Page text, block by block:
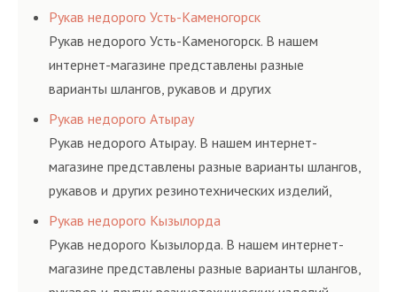
соответствующих ГОСТам, техническим условиям
и нормативам.
Рукав недорого Усть-Каменогорск
Рукав недорого Усть-Каменогорск. В нашем
интернет-магазине представлены разные
варианты шлангов, рукавов и других
резинотехнических изделий, соответствующих
ГОСТам, техническим условиям и нормативам.
Рукав недорого Атырау
Рукав недорого Атырау. В нашем интернет-
магазине представлены разные варианты шлангов,
рукавов и других резинотехнических изделий,
соответствующих ГОСТам, техническим условиям
и нормативам.
Рукав недорого Кызылорда
Рукав недорого Кызылорда. В нашем интернет-
магазине представлены разные варианты шлангов,